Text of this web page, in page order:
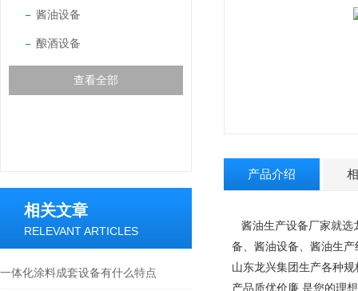
酱油设备
酿酒设备
查看全部
相关文章
RELEVANT ARTICLES
一体化涂料成套设备有什么特点
产品介绍
酱油生产设备厂家就选
备、酱油设备、酱油生产
山东龙兴集团生产各种
产品质优价廉,是您的理